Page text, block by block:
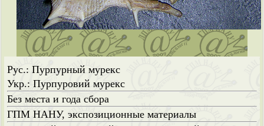
Рус.: Пурпурный мурекс
Укр.: Пурпуровий мурекс
Без места и года сбора
ГПМ НАНУ, экспозиционные материалы